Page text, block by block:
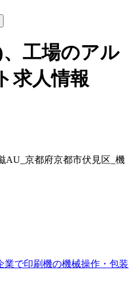
工場のアル
求人情報
AU_京都府京都市伏見区_機
で印刷機の機械操作・包装